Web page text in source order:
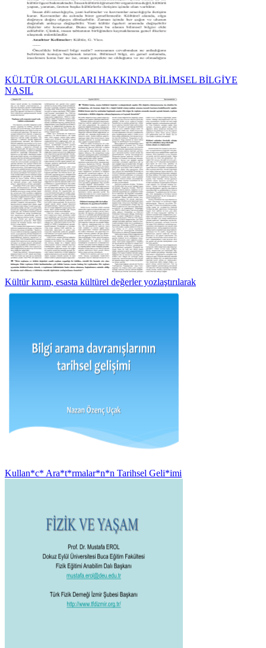
KÜLTÜR OLGULARI HAKKINDA BİLİMSEL BİLGİYE
NASIL
Kültür kırım, esasta kültürel değerler yozlaştırılarak
Kullan*c* Ara*t*rmalar*n*n Tarihsel Geli*imi